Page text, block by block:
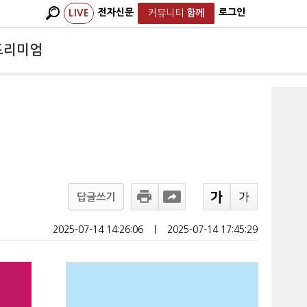
LIVE 전자신문 커뮤니티 함께 로그인
리미엄
답글쓰기
2025-07-14 14:26:06 2025-07-14 17:45:29